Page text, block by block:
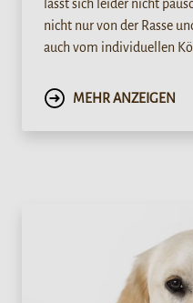
lässt sich leider nicht
nicht nur von der Rasse
auch vom individuellen
MEHR ANZEIGEN